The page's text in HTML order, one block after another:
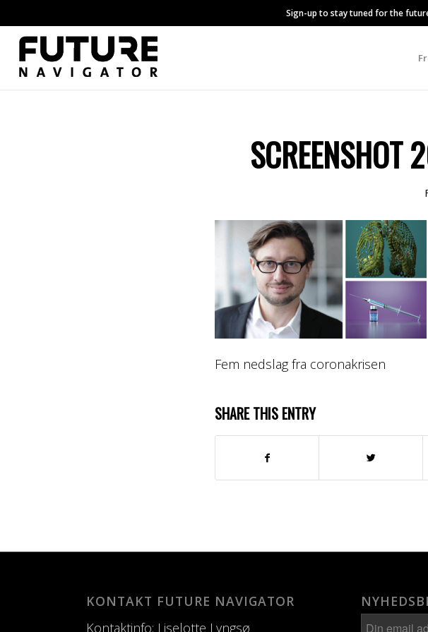
Fem nedslag fra coronakrisen
SHARE THIS ENTRY
KONTAKT FUTURE NAVIGATOR
Kontaktinfo: Liselotte Lyngsø
Sign-up to stay tuned for the